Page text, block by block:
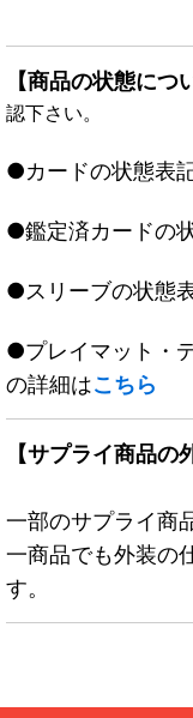
【商品の状態につ
認下さい。
●カードの状態表
●鑑定済カードの
●スリーブの状態
●プレイマット・
の詳細はこちら
【サプライ商品の
一部のサプライ商
一商品でも外装の
す。